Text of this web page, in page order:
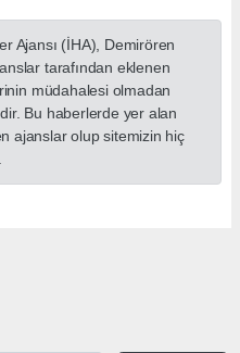
Ajansı (İHA), Demirören
tarafından eklenen
müdahalesi olmadan
Bu haberlerde yer alan
ajanslar olup sitemizin hiç